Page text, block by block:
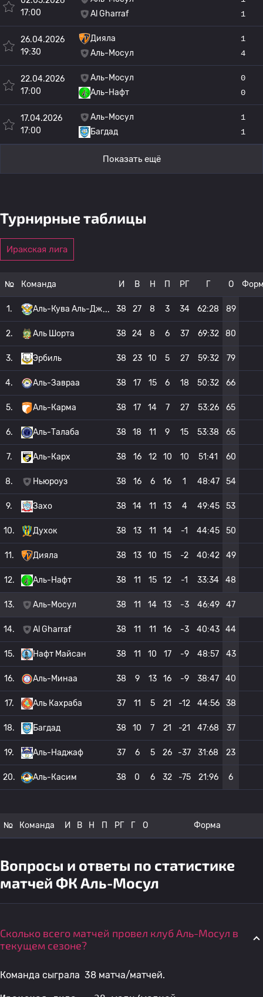
17:00
Al Gharraf
1
26.04.2026
19:30
Дияла
Аль-Мосул
1
4
22.04.2026
17:00
Аль-Мосул
Аль-Нафт
0
0
17.04.2026
17:00
Аль-Мосул
Багдад
1
1
Показать ещё
Турнирные таблицы
Иракская лига
№ Команда И В Н П РГ Г О
1. Аль-Кува Аль-Дж 38 27 8 3 34 62:28 89
2. Аль Шорта 38 24 8 6 37 69:32 80
3. Эрбиль 38 23 10 5 27 59:32 79
4. Аль-Завраа 38 17 15 6 18 50:32 66
5. Аль-Карма 38 17 14 7 27 53:26 65
6. Аль-Талаба 38 18 11 9 15 53:38 65
7. Аль-Карх 38 16 12 10 10 51:41 60
8. Ньюроуз 38 16 6 16 1 48:47 54
9. Захо 38 14 11 13 4 49:45 53
10. Духок 38 13 11 14 -1 44:45 50
11. Дияла 38 13 10 15 -2 40:42 49
12. Аль-Нафт 38 11 15 12 -1 33:34 48
13. Аль-Мосул 38 11 14 13 -3 46:49 47
14. Al Gharraf 38 11 11 16 -3 40:43 44
15. Нафт Майсан 38 11 10 17 -9 48:57 43
16. Аль-Минаа 38 9 13 16 -9 38:47 40
17. Аль Кахраба 37 11 5 21 -12 44:56 38
18. Багдад 38 10 7 21 -21 47:68 37
19. Аль-Наджаф 37 6 5 26 -37 31:68 23
20. Аль-Касим 38 0 6 32 -75 21:96 6
№ Команда И В Н П РГ Г О Форма
Вопросы и ответы по статистике
матчей ФК Аль-Мосул
Сколько всего матчей провел клуб Аль-Мосул в
текущем сезоне?
Команда сыграла 38 матча/матчей.